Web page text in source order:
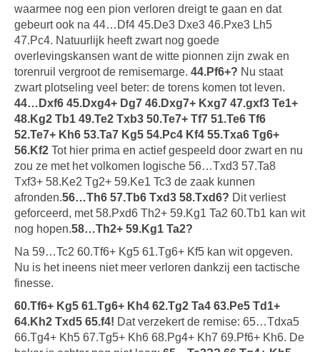
waarmee nog een pion verloren dreigt te gaan en dat
gebeurt ook na 44…Df4 45.De3 Dxe3 46.Pxe3 Lh5
47.Pc4. Natuurlijk heeft zwart nog goede
overlevingskansen want de witte pionnen zijn zwak en
torenruil vergroot de remisemarge. 44.Pf6+? Nu staat
zwart plotseling veel beter: de torens komen tot leven.
44…Dxf6 45.Dxg4+ Dg7 46.Dxg7+ Kxg7 47.gxf3 Te1+
48.Kg2 Tb1 49.Te2 Txb3 50.Te7+ Tf7 51.Te6 Tf6
52.Te7+ Kh6 53.Ta7 Kg5 54.Pc4 Kf4 55.Txa6 Tg6+
56.Kf2 Tot hier prima en actief gespeeld door zwart en nu
zou ze met het volkomen logische 56…Txd3 57.Ta8
Txf3+ 58.Ke2 Tg2+ 59.Ke1 Tc3 de zaak kunnen
afronden.56…Th6 57.Tb6 Txd3 58.Txd6? Dit verliest
geforceerd, met 58.Pxd6 Th2+ 59.Kg1 Ta2 60.Tb1 kan wit
nog hopen.58…Th2+ 59.Kg1 Ta2?
Na 59…Tc2 60.Tf6+ Kg5 61.Tg6+ Kf5 kan wit opgeven.
Nu is het ineens niet meer verloren dankzij een tactische
finesse.
60.Tf6+ Kg5 61.Tg6+ Kh4 62.Tg2 Ta4 63.Pe5 Td1+
64.Kh2 Txd5 65.f4! Dat verzekert de remise: 65…Tdxa5
66.Tg4+ Kh5 67.Tg5+ Kh6 68.Pg4+ Kh7 69.Pf6+ Kh6. De